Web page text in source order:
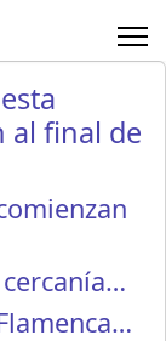
al final de